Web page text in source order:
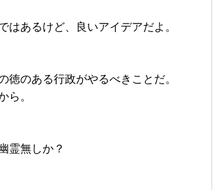
はあるけど、良いアイデアだよ。
徳のある行政がやるべきことだ。
ら。
霊無しか？